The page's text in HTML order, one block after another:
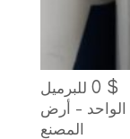
0 $
للبرميل
الواحد - أرض
المصنع